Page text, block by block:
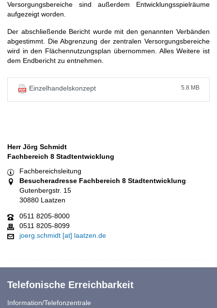
Versorgungsbereiche sind außerdem Entwicklungsspielräume
aufgezeigt worden.
Der abschließende Bericht wurde mit den genannten Verbänden
abgestimmt. Die Abgrenzung der zentralen Versorgungsbereiche
wird in den Flächennutzungsplan übernommen. Alles Weitere ist
dem Endbericht zu entnehmen.
Einzelhandelskonzept 5.8 MB
Herr Jörg Schmidt
Fachbereich 8 Stadtentwicklung
Fachbereichsleitung
Besucheradresse Fachbereich 8 Stadtentwicklung
Gutenbergstr. 15
30880 Laatzen
0511 8205-8000
0511 8205-8099
joerg.schmidt [at] laatzen.de
Telefonische Erreichbarkeit
Information/Telefonzentrale